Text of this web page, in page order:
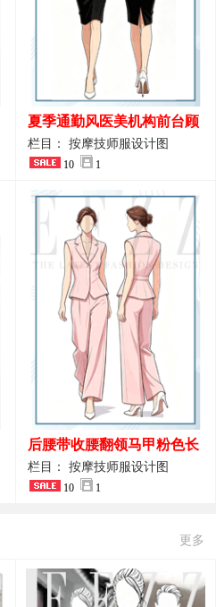
夏季通勤风医美机构前台顾
问端庄工作制服
栏目： 按摩技师服设计图
10 1
后腰带收腰翻领马甲粉色长
裤套装 美容门店前台主管精
致高级工装
栏目： 按摩技师服设计图
10 1
更多